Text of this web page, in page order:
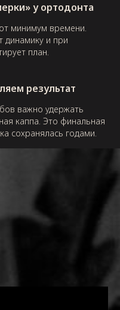
у ортодонта
минимум времени.
динамику и при
план.
результат
важно удержать
каппа. Это финальная
сохранялась годами.